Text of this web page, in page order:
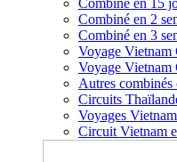
Combiné en 15
Combiné en 2
Combiné en 3
Voyage Vietnam
Voyage Vietnam
Autres combinés
Circuits
Voyages
Circuit Vietnam